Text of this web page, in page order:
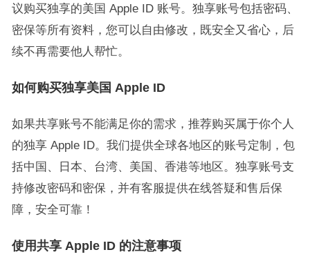
议购买独享的美国 Apple ID 账号。独享账号包括密码、
密保等所有资料，您可以自由修改，既安全又省心，后
续不再需要他人帮忙。
如何购买独享美国 Apple ID
如果共享账号不能满足你的需求，推荐购买属于你个人
的独享 Apple ID。我们提供全球各地区的账号定制，包
括中国、日本、台湾、美国、香港等地区。独享账号支
持修改密码和密保，并有客服提供在线答疑和售后保
障，安全可靠！
使用共享 Apple ID 的注意事项